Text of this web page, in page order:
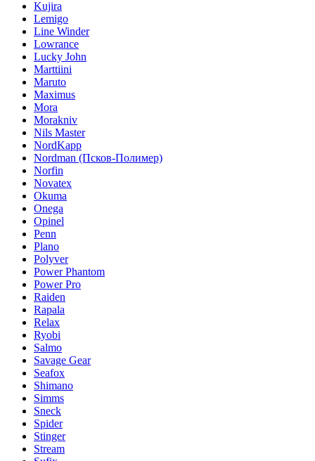
Kujira
Lemigo
Line Winder
Lowrance
Lucky John
Marttiini
Maruto
Maximus
Mora
Morakniv
Nils Master
NordKapp
Nordman (Псков-Полимер)
Norfin
Novatex
Okuma
Onega
Opinel
Penn
Plano
Polyver
Power Phantom
Power Pro
Raiden
Rapala
Relax
Ryobi
Salmo
Savage Gear
Seafox
Shimano
Simms
Sneck
Spider
Stinger
Stream